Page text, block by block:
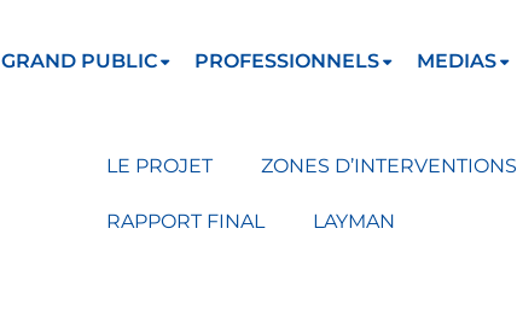
GRAND PUBLIC PROFESSIONNELS MEDIAS
LE PROJET ZONES D’INTERVENTIONS
RAPPORT FINAL LAYMAN